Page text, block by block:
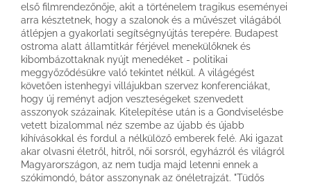
első filmrendezőnője, akit a történelem tragikus eseményei
arra késztetnek, hogy a szalonok és a művészet világából
átlépjen a gyakorlati segítségnyújtás terepére. Budapest
ostroma alatt államtitkár férjével menekülőknek és
kibombázottaknak nyújt menedéket - politikai
meggyőződésükre való tekintet nélkül. A világégést
követően istenhegyi villájukban szervez konferenciákat,
hogy új reményt adjon veszteségeket szenvedett
asszonyok százainak. Kitelepítése után is a Gondviselésbe
vetett bizalommal néz szembe az újabb és újabb
kihívásokkal és fordul a nélkülöző emberek felé. Aki igazat
akar olvasni életről, hitről, női sorsról, egyházról és világról
Magyarországon, az nem tudja majd letenni ennek a
szókimondó, bátor asszonynak az önéletrajzát. "Tüdős